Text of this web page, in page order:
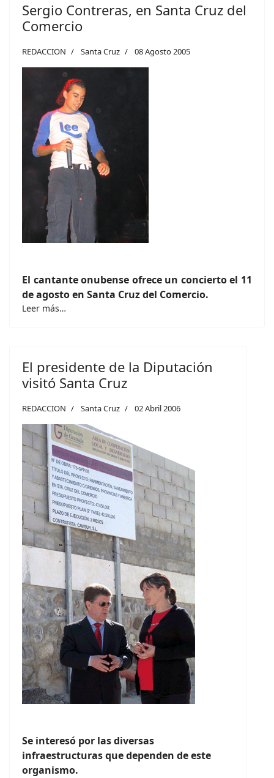
Sergio Contreras, en Santa Cruz del
Comercio
REDACCION Santa Cruz 08 Agosto 2005
El cantante onubense ofrece un concierto el 11
de agosto en Santa Cruz del Comercio.
Leer más…
El presidente de la Diputación
visitó Santa Cruz
REDACCION Santa Cruz 02 Abril 2006
Se interesó por las diversas
infraestructuras que dependen de este
organismo.